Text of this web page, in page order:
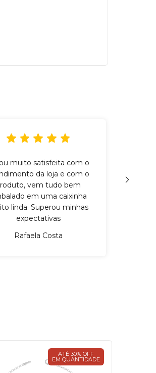
muito satisfeita com o
da loja e com o
vem tudo bem
em uma caixinha
linda. Superou minhas
expectativas
Rafaela Costa
ATÉ 30% OFF
EM QUANTIDADE